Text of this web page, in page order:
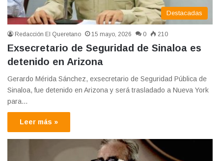
Destacadas
Redacción El Queretano 15 mayo, 2026 0 210
Exsecretario de Seguridad de Sinaloa es
detenido en Arizona
Gerardo Mérida Sánchez, exsecretario de Seguridad Pública de
Sinaloa, fue detenido en Arizona y será trasladado a Nueva York
para…
Leer más »